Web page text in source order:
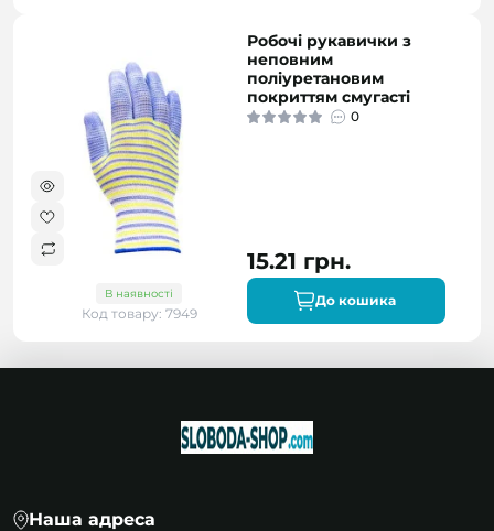
В наявності
Код товару: 7949
Робочі рукавички з
неповним
поліуретановим
покриттям смугасті
0
15.21 грн.
До кошика
Наша адреса